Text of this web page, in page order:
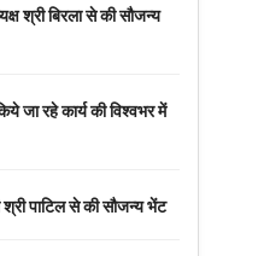
श्री बिरला से की सौजन्य
जा रहे कार्य की विश्वभर में
पाटिल से की सौजन्य भेंट